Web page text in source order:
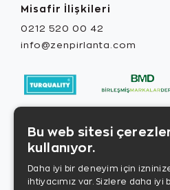
Misafir İlişkileri
0212 520 00 42
info@zenpirlanta.com
Bu web sitesi
kullanıyor.
Daha iyi bir deneyim için
ihtiyacımız var. Sizlere daha iyi